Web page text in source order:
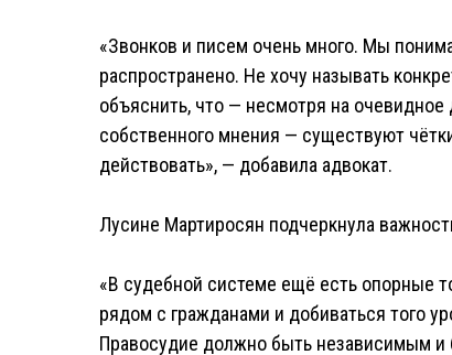
«Звонков и писем очень много. Мы
распространено. Не хочу называть
объяснить, что — несмотря на
собственного мнения — существуют
действовать», — добавила адвокат.
Лусине Мартиросян подчеркнула
«В судебной системе ещё есть опорные
рядом с гражданами и добиваться того
Правосудие должно быть независимым и